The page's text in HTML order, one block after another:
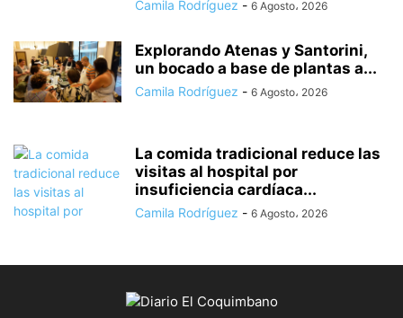
Camila Rodríguez - 6 Agosto، 2026
Explorando Atenas y Santorini,
un bocado a base de plantas a...
Camila Rodríguez - 6 Agosto، 2026
La comida tradicional reduce las
visitas al hospital por
insuficiencia cardíaca...
Camila Rodríguez - 6 Agosto، 2026